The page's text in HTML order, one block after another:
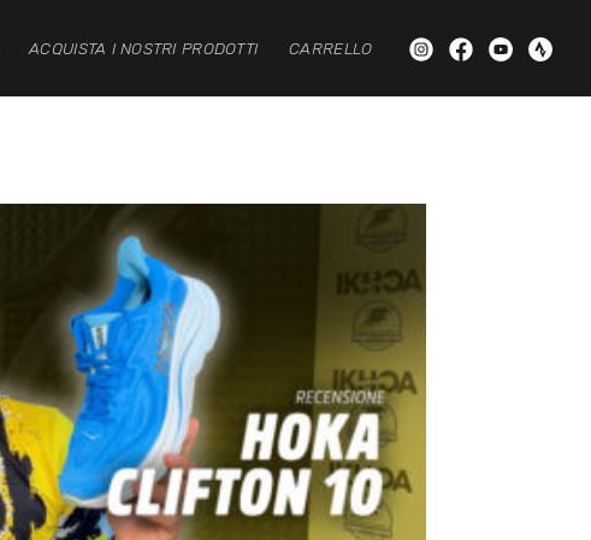
ACQUISTA I NOSTRI PRODOTTI CARRELLO